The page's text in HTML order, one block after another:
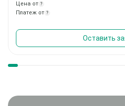
Цена от ?
Платеж от ?
Оставить